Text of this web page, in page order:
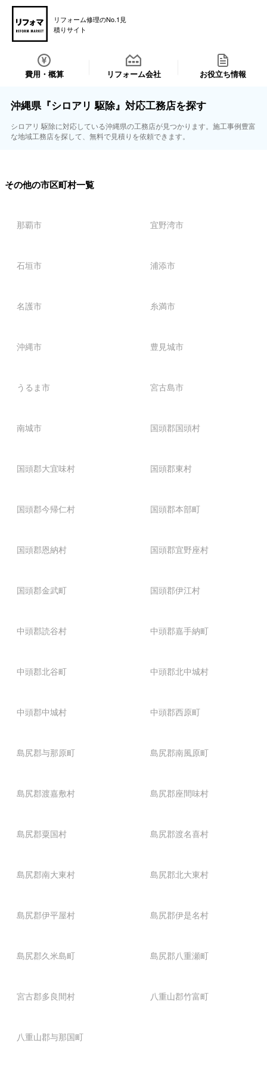
リフォーム修理のNo.1見
積りサイト
費用・概算 リフォーム会社 お役立ち情報
沖縄県『シロアリ 駆除』対応工務店を探す
シロアリ 駆除に対応している沖縄県の工務店が見つかります。施工事例豊富
な地域工務店を探して、無料で見積りを依頼できます。
その他の市区町村一覧
那覇市 宜野湾市
石垣市 浦添市
名護市 糸満市
沖縄市 豊見城市
うるま市 宮古島市
南城市 国頭郡国頭村
国頭郡大宜味村 国頭郡東村
国頭郡今帰仁村 国頭郡本部町
国頭郡恩納村 国頭郡宜野座村
国頭郡金武町 国頭郡伊江村
中頭郡読谷村 中頭郡嘉手納町
中頭郡北谷町 中頭郡北中城村
中頭郡中城村 中頭郡西原町
島尻郡与那原町 島尻郡南風原町
島尻郡渡嘉敷村 島尻郡座間味村
島尻郡粟国村 島尻郡渡名喜村
島尻郡南大東村 島尻郡北大東村
島尻郡伊平屋村 島尻郡伊是名村
島尻郡久米島町 島尻郡八重瀬町
宮古郡多良間村 八重山郡竹富町
八重山郡与那国町